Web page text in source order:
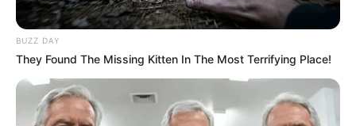
BUZZ DAY
They Found The Missing Kitten In The Most Terrifying Place!